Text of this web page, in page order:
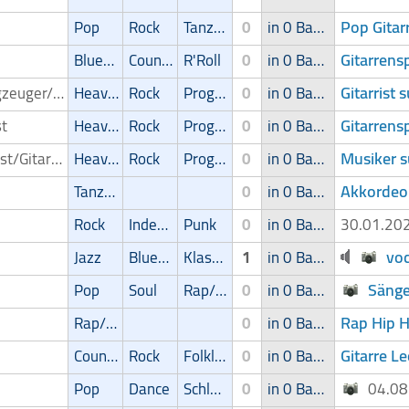
Pop Rock Tanz/Unterhaltungsmusik 0 in 0 Band Pop
Blues/Swing Country R'Roll 0 in 0 Band
Schlagzeuger/Drummer Heavy-Metal Rock Progressive 0 in 0 Band Gitarrist
Heavy-Metal Rock Progressive 0 in 0 Band
Gitarrist/Gitarrenspieler Heavy-Metal Rock Progressive 0 in 0 Band Musiker
Tanz/Unterhaltungsmusik 0 in 0 Band
Rock Independent Punk 0 in 0 Band
Jazz
Blues/Swing Klassik 1 in 0 Band
Pop Soul Rap/Hip-Hop/RnB 0 in 0 Band
Rap/Hip-Hop/RnB 0 in 0 Band Rap Hip
Country Rock Folklore 0 in 0 Band Gitarre
Pop Dance Schlager 0 in 0 Band